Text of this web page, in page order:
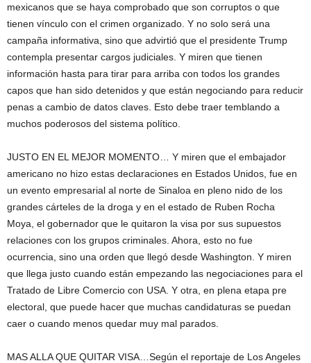
mexicanos que se haya comprobado que son corruptos o que
tienen vínculo con el crimen organizado. Y no solo será una
campaña informativa, sino que advirtió que el presidente Trump
contempla presentar cargos judiciales. Y miren que tienen
información hasta para tirar para arriba con todos los grandes
capos que han sido detenidos y que están negociando para reducir
penas a cambio de datos claves. Esto debe traer temblando a
muchos poderosos del sistema político.
JUSTO EN EL MEJOR MOMENTO… Y miren que el embajador
americano no hizo estas declaraciones en Estados Unidos, fue en
un evento empresarial al norte de Sinaloa en pleno nido de los
grandes cárteles de la droga y en el estado de Ruben Rocha
Moya, el gobernador que le quitaron la visa por sus supuestos
relaciones con los grupos criminales. Ahora, esto no fue
ocurrencia, sino una orden que llegó desde Washington. Y miren
que llega justo cuando están empezando las negociaciones para el
Tratado de Libre Comercio con USA. Y otra, en plena etapa pre
electoral, que puede hacer que muchas candidaturas se puedan
caer o cuando menos quedar muy mal parados.
MAS ALLA QUE QUITAR VISA…Según el reportaje de Los Angeles